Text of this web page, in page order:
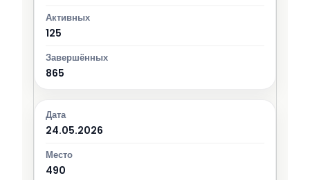
125
865
24.05.2026
490